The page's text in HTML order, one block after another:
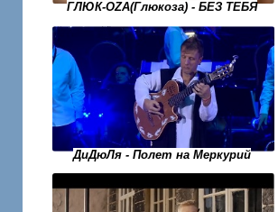
ГЛЮК-OZA(Глюкоза) - БЕЗ ТЕБЯ
ДиДюЛя - Полет на Меркурий